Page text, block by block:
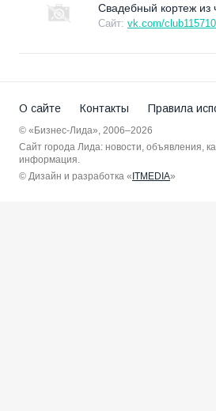
Свадебный кортеж из
Сайт: vk.com/
О сайте Контакты Правила
© «Бизнес-Лида», 2006–2026
Сайт города Лида: новости, объявления,
информация.
© Дизайн и разработка «ITMEDIA»